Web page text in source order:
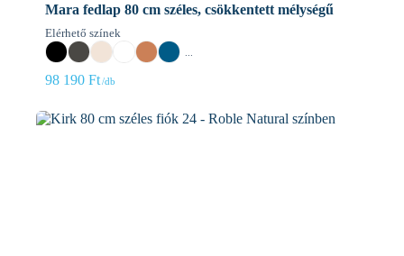
Mara fedlap 80 cm széles, csökkentett mélységű
Elérhető színek
98 190 Ft